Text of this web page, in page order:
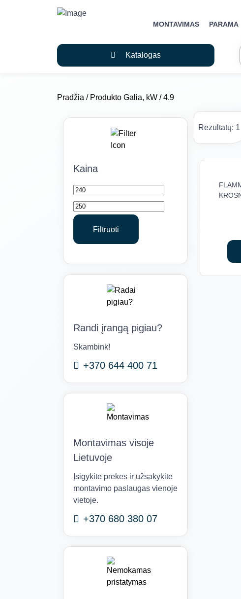
MONTAVIMAS PARAMA
Katalogas
Pradžia / Produkto Galia, kW / 4.9
Kaina
Min
kaina
Filtruoti
Randi įrangą pigiau?
Skambink!
+370 644 400 71
Montavimas visoje
Lietuvoje
Įsigykite prekes ir užsakykite
montavimo paslaugas vienoje
vietoje.
+370 680 380 07
Rezultatų: 1